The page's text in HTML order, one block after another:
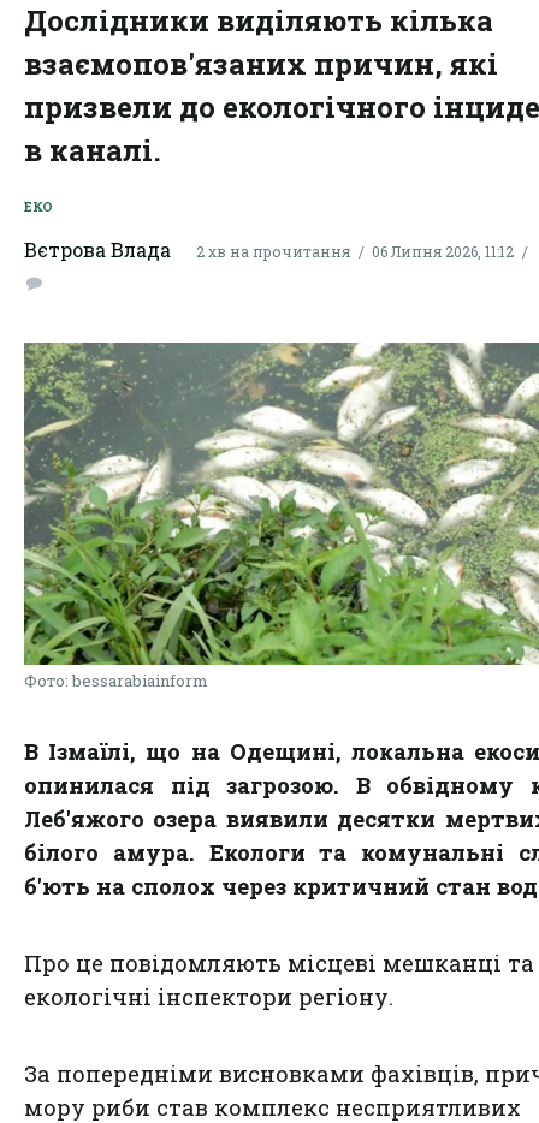
Дослідники виділяють кілька
взаємопов'язаних причин, які
призвели до екологічного
в каналі.
ЕКО
Вєтрова Влада 2 хв на прочитання 06 Липня 2026, 11:12
Фото: bessarabiainform
В Ізмаїлі, що на Одещині, локальна
опинилася під загрозою. В обвідному
Леб'яжого озера виявили десятки
білого амура. Екологи та комунальні
б'ють на сполох через критичний стан
Про це повідомляють місцеві мешканці та
екологічні інспектори регіону.
За попередніми висновками фахівців,
мору риби став комплекс несприятливих